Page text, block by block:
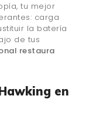
tu mejor
carga
la batería
de tus
restaura
en